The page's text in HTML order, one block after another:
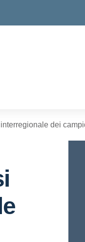
dei